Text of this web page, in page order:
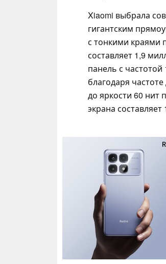
Xiaomi выбрала
гигантским
с тонкими краями
составляет 1,9
панель с
благодаря
до яркости 60
экрана составляет